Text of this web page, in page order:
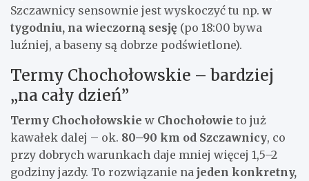
Szczawnicy sensownie jest wyskoczyć tu np.w
tygodniu, na wieczorną sesję (po 18:00 bywa
luźniej, a baseny są dobrze podświetlone).
Termy Chochołowskie – bardziej
„na cały dzień”
Termy Chochołowskie w Chochołowie to już
kawałek dalej – ok. 80–90 km od Szczawnicy, co
przy dobrych warunkach daje mniej więcej 1,5–2
godziny jazdy. To rozwiązanie na jeden konkretny,